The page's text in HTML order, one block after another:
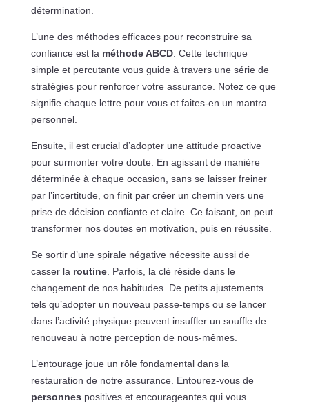
détermination.
L’une des méthodes efficaces pour reconstruire sa
confiance est la méthode ABCD. Cette technique
simple et percutante vous guide à travers une série de
stratégies pour renforcer votre assurance. Notez ce que
signifie chaque lettre pour vous et faites-en un mantra
personnel.
Ensuite, il est crucial d’adopter une attitude proactive
pour surmonter votre doute. En agissant de manière
déterminée à chaque occasion, sans se laisser freiner
par l’incertitude, on finit par créer un chemin vers une
prise de décision confiante et claire. Ce faisant, on peut
transformer nos doutes en motivation, puis en réussite.
Se sortir d’une spirale négative nécessite aussi de
casser la routine. Parfois, la clé réside dans le
changement de nos habitudes. De petits ajustements
tels qu’adopter un nouveau passe-temps ou se lancer
dans l’activité physique peuvent insuffler un souffle de
renouveau à notre perception de nous-mêmes.
L’entourage joue un rôle fondamental dans la
restauration de notre assurance. Entourez-vous de
personnes positives et encourageantes qui vous